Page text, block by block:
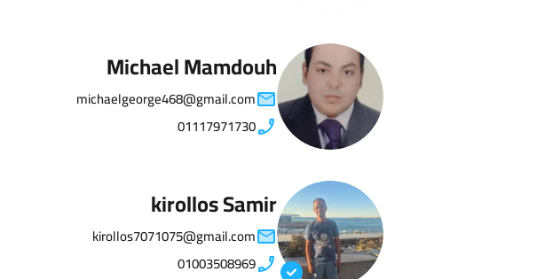
Michael Mamdouh
michaelgeorge468@gmail.com
01117971730
kirollos Samir
kirollos7071075@gmail.com
01003508969